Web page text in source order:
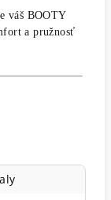
váš BOOTY
a pružnosť